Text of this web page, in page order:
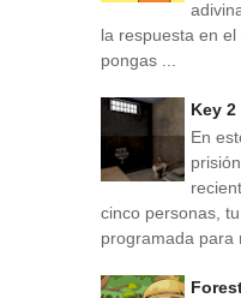
la respuesta en
pongas ...
Key 2
En
cinco personas,
programada para